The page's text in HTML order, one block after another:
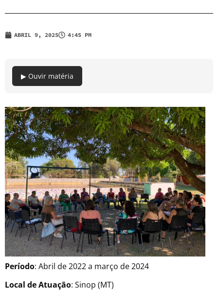
ABRIL 9, 2025 4:45 PM
▶ Ouvir matéria
Período: Abril de 2022 a março de 2024
Local de Atuação: Sinop (MT)